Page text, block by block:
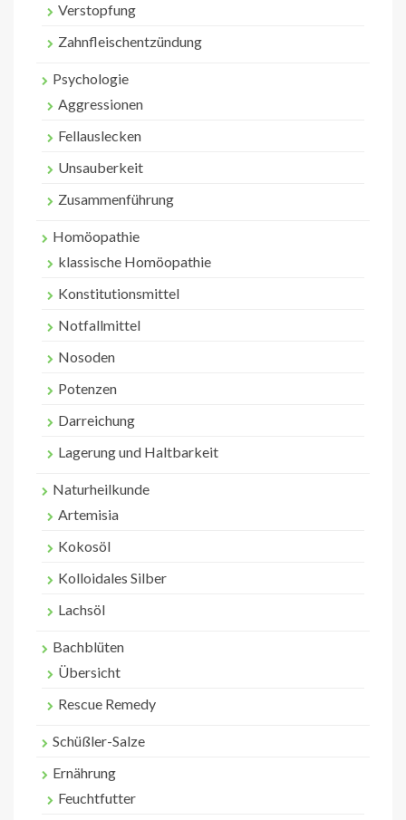
Verstopfung
Zahnfleischentzündung
Psychologie
Aggressionen
Fellauslecken
Unsauberkeit
Zusammenführung
Homöopathie
klassische Homöopathie
Konstitutionsmittel
Notfallmittel
Nosoden
Potenzen
Darreichung
Lagerung und Haltbarkeit
Naturheilkunde
Artemisia
Kokosöl
Kolloidales Silber
Lachsöl
Bachblüten
Übersicht
Rescue Remedy
Schüßler-Salze
Ernährung
Feuchtfutter